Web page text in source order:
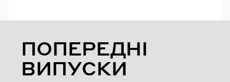
ПОПЕРЕДНІ
ВИПУСКИ